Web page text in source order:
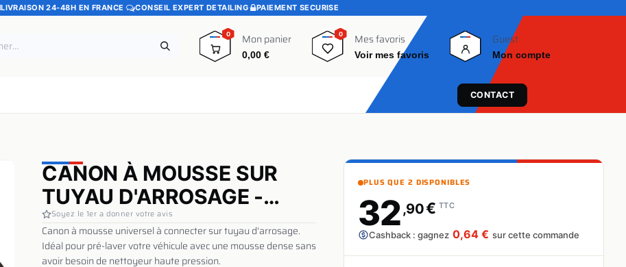
LIVRAISON 24-48H EN FRANCE · CONSEIL EXPERT DETAILING· PAIEMENT SECURISE
0 Mon panier
0,00€
0
0 Mes favoris
Voir mes favoris
Guest
Mon compte
CONTACT
CANON À MOUSSE SUR
TUYAU D'ARROSAGE -
AUTOBEST
Soyez le 1er a donner votre avis
Canon à mousse universel à connecter sur tuyau d'arrosage.
Idéal pour pré-laver votre véhicule avec une mousse dense sans
avoir besoin de nettoyeur haute pression.
PLUS QUE 2 DISPONIBLES
32,90€ TTC
Cashback : gagnez 0,64 € sur cette commande